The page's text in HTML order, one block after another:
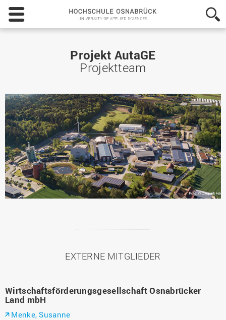
Hochschule
Osnabrück
-
Projekt AutaGE
Projektteam
EXTERNE MITGLIEDER
Wirtschaftsförderungsgesellschaft Osnabrücker
Land mbH
Menke, Susanne